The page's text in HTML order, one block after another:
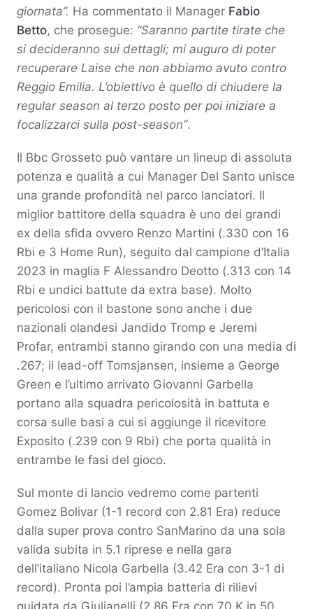
giornata”. Ha commentato il Manager Fabio
Betto, che prosegue: “Saranno partite tirate che
si decideranno sui dettagli; mi auguro di poter
recuperare Laise che non abbiamo avuto contro
Reggio Emilia. L’obiettivo è quello di chiudere la
regular season al terzo posto per poi iniziare a
focalizzarci sulla post-season”.
Il Bbc Grosseto può vantare un lineup di assoluta
potenza e qualità a cui Manager Del Santo unisce
una grande profondità nel parco lanciatori. Il
miglior battitore della squadra è uno dei grandi
ex della sfida ovvero Renzo Martini (.330 con 16
Rbi e 3 Home Run), seguito dal campione d’Italia
2023 in maglia F Alessandro Deotto (.313 con 14
Rbi e undici battute da extra base). Molto
pericolosi con il bastone sono anche i due
nazionali olandesi Jandido Tromp e Jeremi
Profar, entrambi stanno girando con una media di
.267; il lead-off Tomsjansen, insieme a George
Green e l’ultimo arrivato Giovanni Garbella
portano alla squadra pericolosità in battuta e
corsa sulle basi a cui si aggiunge il ricevitore
Exposito (.239 con 9 Rbi) che porta qualità in
entrambe le fasi del gioco.
Sul monte di lancio vedremo come partenti
Gomez Bolivar (1-1 record con 2.81 Era) reduce
dalla super prova contro SanMarino da una sola
valida subita in 5.1 riprese e nella gara
dell’italiano Nicola Garbella (3.42 Era con 3-1 di
record). Pronta poi l’ampia batteria di rilievi
guidata da Giulianelli (2.86 Era con 70 K in 50